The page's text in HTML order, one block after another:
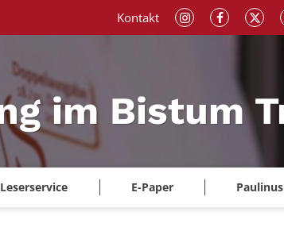
im Bistum
Leserservice E-Paper
Kontakt